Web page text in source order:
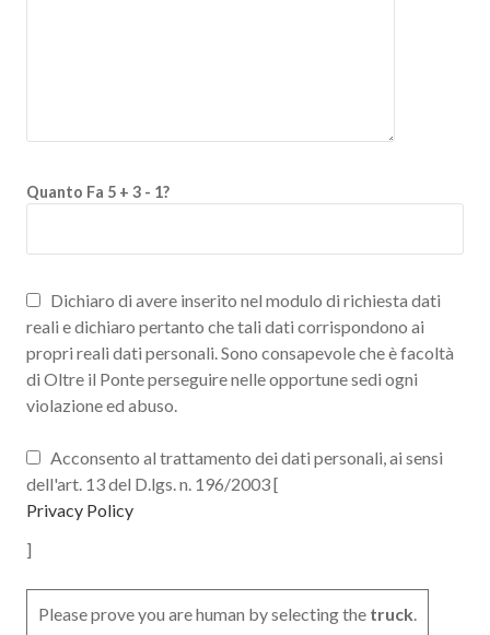
Quanto Fa 5 + 3 - 1?
Dichiaro di avere inserito nel modulo di richiesta dati
reali e dichiaro pertanto che tali dati corrispondono ai
propri reali dati personali. Sono consapevole che è facoltà
di Oltre il Ponte perseguire nelle opportune sedi ogni
violazione ed abuso.
Acconsento al trattamento dei dati personali, ai sensi
dell'art. 13 del D.lgs. n. 196/2003 [
Privacy Policy
]
Please prove you are human by selecting the truck.